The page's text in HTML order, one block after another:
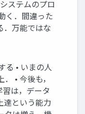
ステムのプロ
く．間違った
．万能ではな
る • いまの人
• 今後も，
習は，データ
達という能力